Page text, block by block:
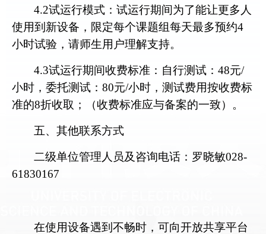
4.2试运行模式：试运行期间为了能让更多人
使用到新设备，限定每个课题组每天最多预约4
小时试验 ，请师生用户理解支持。
4.3试运行期间收费标准： 自行测试： 48元/
小时，委托测试： 80元/小时， 测试费用按收费标
准的8折收取；（收费标准应与备案的一致）。
五、其他联系方式
二级单位管理人员及咨询电话： 罗晓敏028-
61830167
在使用设备遇到不畅时，可向开放共享平台